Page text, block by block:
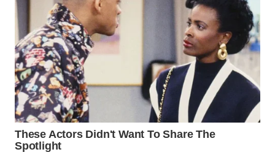
WN
TEBING
TINGGI
WN
PAKPAK
WN
KARAWANG